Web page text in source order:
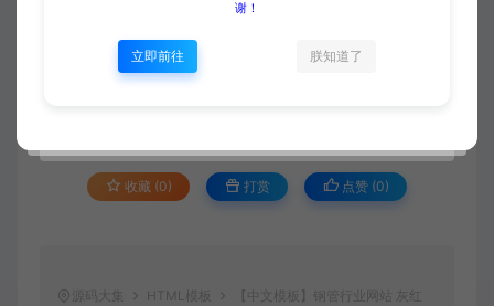
VIP折扣
登录购买 升级会员
收藏 (0) 打赏 点赞 (0)
源码大集 HTML模板
【中文模板】钢管行业网站 灰红
谢！
立即前往 朕知道了